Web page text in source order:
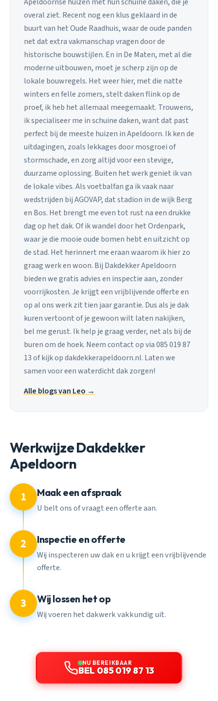
overal ziet. Recent nog een klus geklaard in de
buurt van het Oude Raadhuis, waar de oude panden
net dat extra vakmanschap vragen door de
historische bouwstijlen. En in De Maten, met al die
moderne uitbouwen, moet je scherp zijn op de
lokale bouwregels. Het weer hier, met die natte
winters en felle zomers, stelt daken flink op de
proef, ik heb het allemaal meegemaakt. Trouwens,
ik specialiseer me in schuine daken, want dat past
perfect bij de meeste huizen in Apeldoorn. Ik ken de
uitdagingen, zoals lekkages door mosgroei of
stormschade, en zorg altijd voor een stevige,
duurzame oplossing. Buiten het werk geniet ik van
de lokale vibes. Als voetbalfan ga ik vaak naar
wedstrijden bij AGOVAP, dat stadion in de wijk Berg
en Bos. Het brengt me even tot rust na een drukke
dag op het dak. Of ik wandel door het Ordenpark,
waar je die mooie oude bomen hebt en uitzicht op
de stad. Het herinnert me eraan waarom ik hier zo
graag werk en woon. Bij Dakdekker Apeldoorn
bieden we gratis advies en inspectie aan, zonder
voorrijkosten. Je krijgt een vrijblijvende offerte en
op al ons werk zit tien jaar garantie. Dus als je dak
kuren vertoont of je gewoon wilt laten nakijken,
bel me gerust. Ik help je graag verder, net als bij de
buren om de hoek. Neem contact op via 085 019 87
13 of kijk op dakdekkerapeldoorn.nl. Laten we
samen voor een waterdicht dak zorgen!
Alle blogs van Leo →
Werkwijze Dakdekker
Apeldoorn
1 Maak een afspraak
U belt ons of vraagt een offerte aan.
2 Inspectie en offerte
Wij inspecteren uw dak en u krijgt een vrijblijvende
offerte.
3 Wij lossen het op
Wij voeren het dakwerk vakkundig uit.
NU BEREIKBAAR
BEL 085 019 87 13